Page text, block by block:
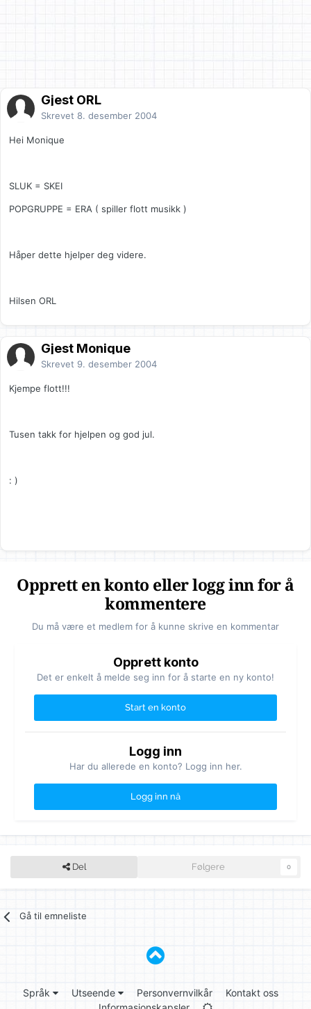
Gjest ORL
Skrevet 8. desember 2004
Hei Monique
SLUK = SKEI
POPGRUPPE = ERA ( spiller flott musikk )
Håper dette hjelper deg videre.
Hilsen ORL
Gjest Monique
Skrevet 9. desember 2004
Kjempe flott!!!
Tusen takk for hjelpen og god jul.
: )
Opprett en konto eller logg inn for å
kommentere
Du må være et medlem for å kunne skrive en kommentar
Opprett konto
Det er enkelt å melde seg inn for å starte en ny konto!
Start en konto
Logg inn
Har du allerede en konto? Logg inn her.
Logg inn nå
Del Følgere 0
Gå til emneliste
Språk Utseende Personvernvilkår
Kontakt oss